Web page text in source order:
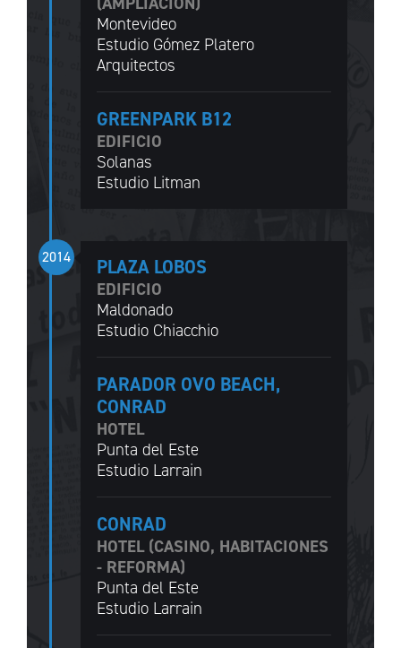
Montevideo
Estudio Gómez Platero
Arquitectos
GREENPARK B12
EDIFICIO
Solanas
Estudio Litman
2014 PLAZA LOBOS
EDIFICIO
Maldonado
Estudio Chiacchio
PARADOR OVO BEACH,
CONRAD
HOTEL
Punta del Este
Estudio Larrain
CONRAD
HOTEL (CASINO, HABITACIONES
- REFORMA)
Punta del Este
Estudio Larrain